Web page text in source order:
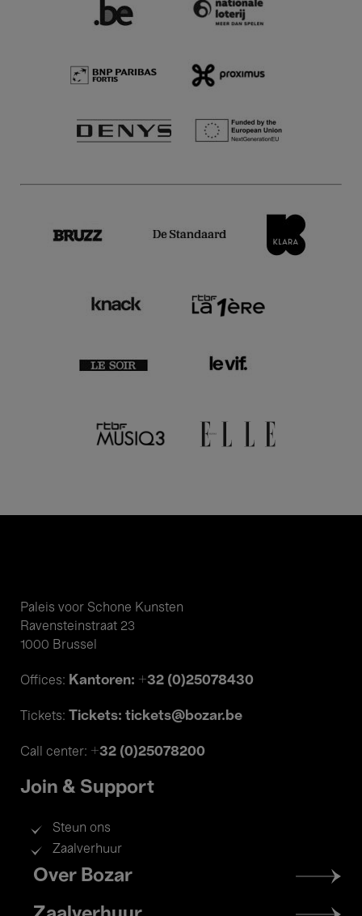
Paleis voor Schone Kunsten
Ravensteinstraat 23
1000 Brussel
Offices: Kantoren: +32 (0)25078430
Tickets: Tickets: tickets@bozar.be
Call center: +32 (0)25078200
Join & Support
Steun ons
Zaalverhuur
Footer
menu
Over Bozar